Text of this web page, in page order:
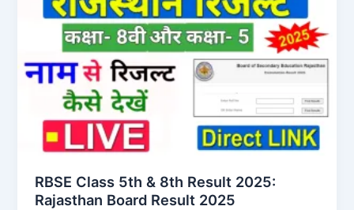
RBSE Class 5th & 8th Result 2025: ​
Rajasthan Board Result 2025